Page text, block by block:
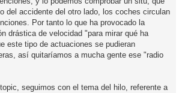
del accidente del otro lado, los coches circulan
Por tanto lo que ha provocado la
drástica de velocidad "para mirar qué ha
este tipo de actuaciones se pudieran
así quitaríamos a mucha gente ese "radio
seguimos con el tema del hilo, referente a